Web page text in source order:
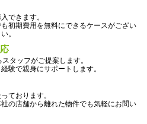
できます。
初期費用を無料にできるケースがござい
。
タッフがご提案します。
験で親身にサポートします。
ております。
の店舗から離れた物件でも気軽にお問い